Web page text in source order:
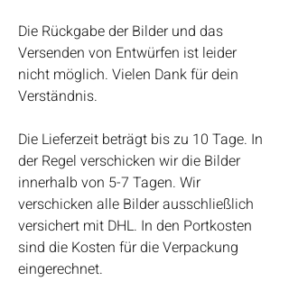
Die Rückgabe der Bilder und das
Versenden von Entwürfen ist leider
nicht möglich. Vielen Dank für dein
Verständnis.
Die Lieferzeit beträgt bis zu 10 Tage. In
der Regel verschicken wir die Bilder
innerhalb von 5-7 Tagen. Wir
verschicken alle Bilder ausschließlich
versichert mit DHL. In den Portkosten
sind die Kosten für die Verpackung
eingerechnet.